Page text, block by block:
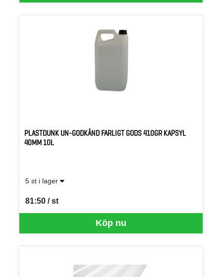
PLASTDUNK UN-GODKÄND FARLIGT GODS 410GR KAPSYL
40MM 10L
5 st i lager
Köp nu
81:50 / st
SEK per ST